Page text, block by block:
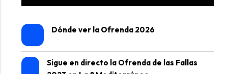
Dónde ver la Ofrenda 2026
Sigue en directo la Ofrenda de las Fallas